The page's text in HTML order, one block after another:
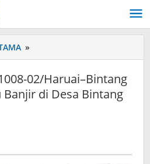
»
Koramil
02/Haruai–
Bintang
di
02/Haruai–Bintang
di Desa Bintang